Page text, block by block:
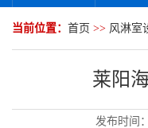
当前位置： 首页 >> 风淋室
莱阳
发布时间：